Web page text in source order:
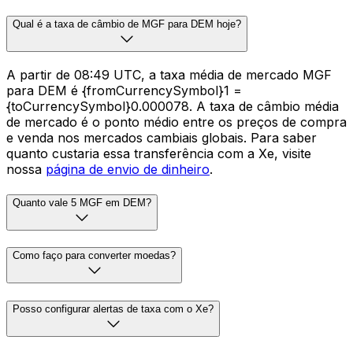
Qual é a taxa de câmbio de MGF para DEM hoje?
A partir de 08:49 UTC, a taxa média de mercado MGF
para DEM é {fromCurrencySymbol}1 =
{toCurrencySymbol}0.000078. A taxa de câmbio média
de mercado é o ponto médio entre os preços de compra
e venda nos mercados cambiais globais. Para saber
quanto custaria essa transferência com a Xe, visite
nossa página de envio de dinheiro.
Quanto vale 5 MGF em DEM?
Como faço para converter moedas?
Posso configurar alertas de taxa com o Xe?